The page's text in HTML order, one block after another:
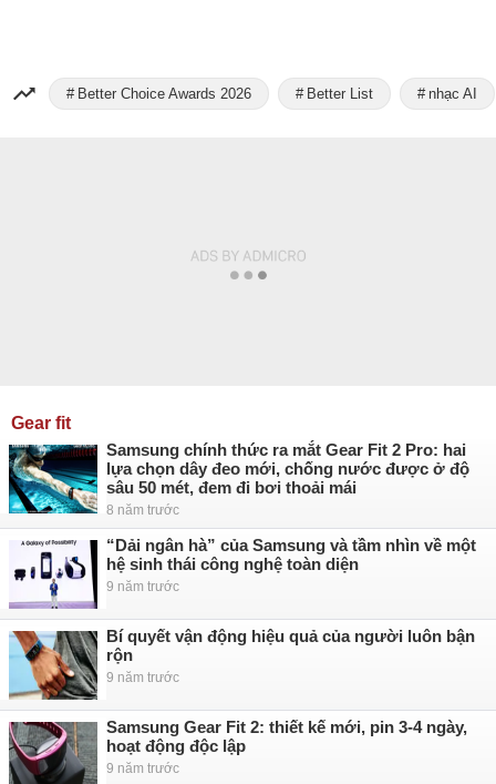
Better Choice Awards 2026 Better List nhạc AI
Gear fit
Samsung chính thức ra mắt Gear Fit 2 Pro: hai
lựa chọn dây đeo mới, chống nước được ở độ
sâu 50 mét, đem đi bơi thoải mái
8 năm trước
“Dải ngân hà” của Samsung và tầm nhìn về một
hệ sinh thái công nghệ toàn diện
9 năm trước
Bí quyết vận động hiệu quả của người luôn bận
rộn
9 năm trước
Samsung Gear Fit 2: thiết kế mới, pin 3-4 ngày,
hoạt động độc lập
9 năm trước